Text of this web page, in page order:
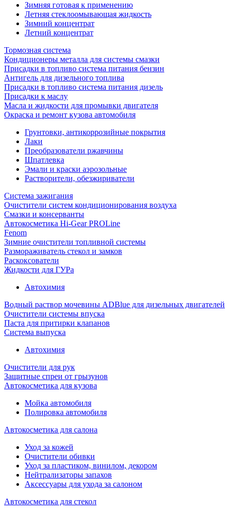
Зимняя готовая к применению
Летняя стеклоомывающая жидкость
Зимний концентрат
Летний концентрат
Тормозная система
Кондиционеры металла для системы смазки
Присадки в топливо система питания бензин
Антигель для дизельного топлива
Присадки в топливо система питания дизель
Присадки к маслу
Масла и жидкости для промывки двигателя
Окраска и ремонт кузова автомобиля
Грунтовки, антикоррозийные покрытия
Лаки
Преобразователи ржавчины
Шпатлевка
Эмали и краски аэрозольные
Растворители, обезжириватели
Система зажигания
Очистители систем кондиционирования воздуха
Смазки и консерванты
Автокосметика Hi-Gear PROLine
Fenom
Зимние очистители топливной системы
Размораживатель стекол и замков
Раскоксователи
Жидкости для ГУРа
Автохимия
Водный раствор мочевины ADBlue для дизельных двигателей
Очистители системы впуска
Паста для притирки клапанов
Система выпуска
Автохимия
Очистители для рук
Защитные спреи от грызунов
Автокосметика для кузова
Мойка автомобиля
Полировка автомобиля
Автокосметика для салона
Уход за кожей
Очистители обивки
Уход за пластиком, винилом, декором
Нейтрализаторы запахов
Аксессуары для ухода за салоном
Автокосметика для стекол